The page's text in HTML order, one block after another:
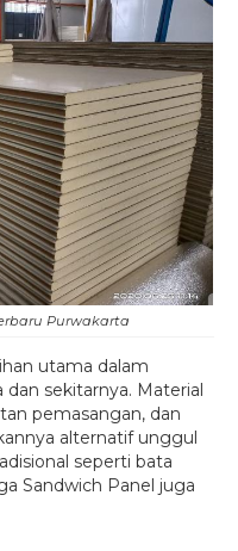
Purwakarta
utama dalam
sekitarnya. Material
pemasangan, dan
alternatif unggul
seperti bata
Sandwich Panel juga